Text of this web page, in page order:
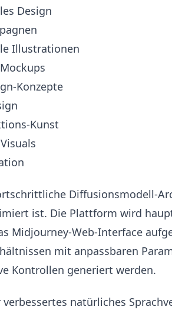
Design
Illustrationen
Konzepte
Kunst
Diffusionsmodell-
ist. Die Plattform wird
Midjourney-Web-Interface
mit anpassbaren
Kontrollen generiert werden.
natürliches